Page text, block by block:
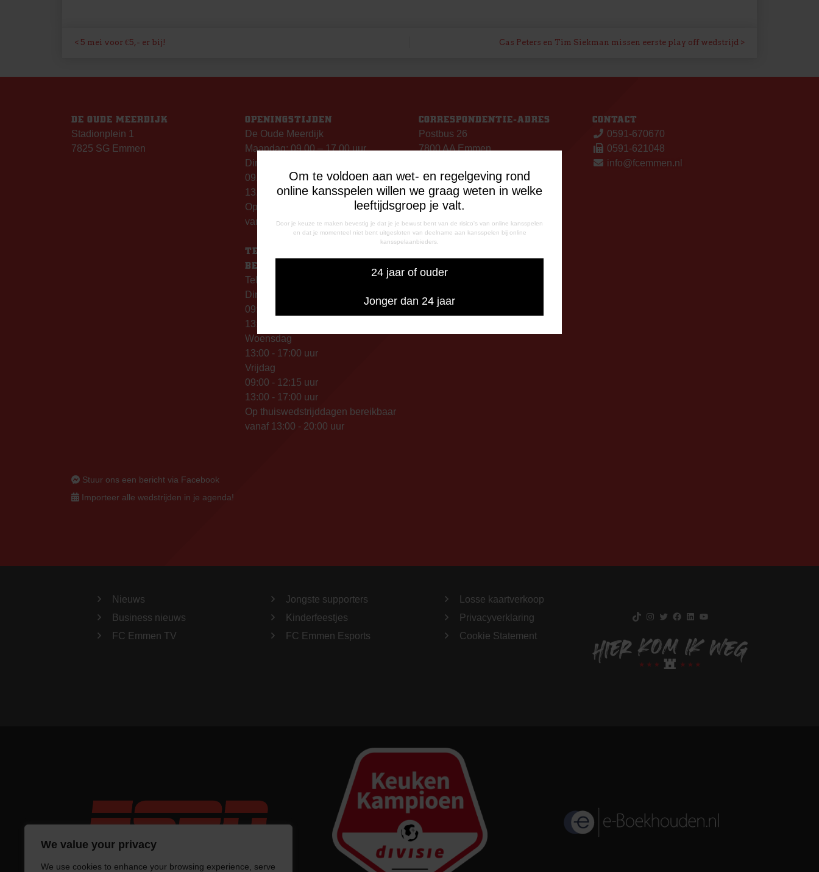
We value your privacy
We use cookies to enhance your browsing experience, serve
Om te voldoen aan wet- en regelgeving rond
online kansspelen willen we graag weten in welke
leeftijdsgroep je valt.
Door je keuze te maken bevestig je dat je je bewust bent van de risico's van online kansspelen
en dat je momenteel niet bent uitgesloten van deelname aan kansspelen bij online
kansspelaanbieders.
24 jaar of ouder
Jonger dan 24 jaar
BERICHT
NAVIGATIE
5 mei voor €5,- er bij! Cas Peters en Tim Siekman missen eerste play off wedstrijd
DE OUDE MEERDIJK
Stadionplein 1
7825 SG Emmen
OPENINGSTIJDEN
De Oude Meerdijk
Maandag: 09.00 – 17.00 uur
Dinsdag t/m vrijdag:
09.00 – 12.15 uur
13.00 – 17.00 uur
Op thuiswedstrijddagen geopend
vanaf 13.00 uur (i.p.v. 09.00 uur).
TELEFONISCHE
BEREIKBAARHEID
Telefonisch bereikbaar op:
Dinsdag
09:00 - 12:15 uur
13:00 - 17:00 uur
Woensdag
13:00 - 17:00 uur
Vrijdag
09:00 - 12:15 uur
13:00 - 17:00 uur
Op thuiswedstrijddagen bereikbaar
vanaf 13:00 - 20:00 uur
CORRESPONDENTIE-ADRES
Postbus 26
7800 AA Emmen
CONTACT
0591-670670
0591-621048
info@fcemmen.nl
Stuur ons een bericht via Facebook
Importeer alle wedstrijden in je agenda!
Nieuws
Business nieuws
FC Emmen TV
Jongste supporters
Kinderfeestjes
FC Emmen Esports
Losse kaartverkoop
Privacyverklaring
Cookie Statement